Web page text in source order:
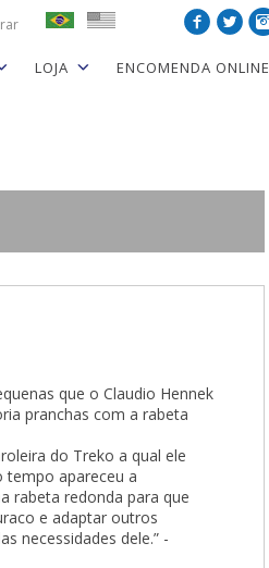
LOJA ENCOMENDA ONLINE
que o Claudio Hennek
pranchas com a rabeta
do Treko a qual ele
tempo apareceu a
rabeta redonda para que
e adaptar outros
necessidades dele.” -